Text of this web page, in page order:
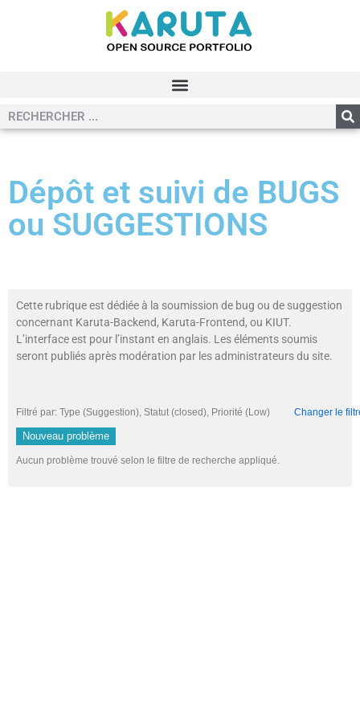
Dépôt et suivi de BUGS
ou SUGGESTIONS
Cette rubrique est dédiée à la soumission de bug ou de suggestion
concernant Karuta-Backend, Karuta-Frontend, ou KIUT.
L’interface est pour l’instant en anglais. Les éléments soumis
seront publiés après modération par les administrateurs du site.
Filtré par: Type (Suggestion), Statut (closed), Priorité (Low) Changer le
Nouveau problème
Aucun problème trouvé selon le filtre de recherche appliqué.